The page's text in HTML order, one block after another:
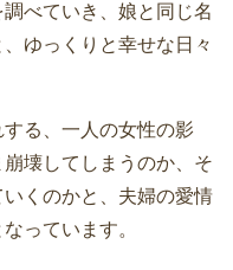
べていき、娘と同じ名
ゆっくりと幸せな日々
る、一人の女性の影
壊してしまうのか、そ
くのかと、夫婦の愛情
っています。